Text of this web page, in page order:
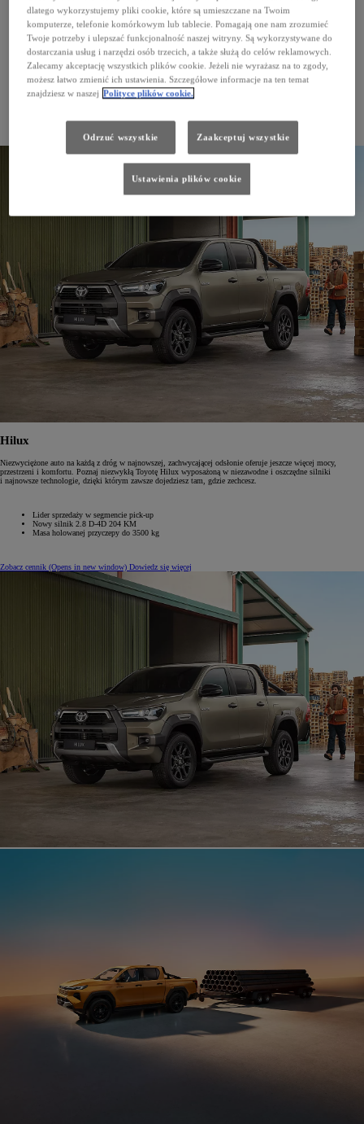
PROACE CITY Verso Electric
PROACE CITY Verso
Hilux
Niezwyciężone auto na każdą z dróg w najnowszej, zachwycającej odsłonie oferuje jeszcze więcej mocy,
przestrzeni i komfortu. Poznaj niezwykłą Toyotę Hilux wyposażoną w niezawodne i oszczędne silniki
i najnowsze technologie, dzięki którym zawsze dojedziesz tam, gdzie zechcesz.
Lider sprzedaży w segmencie pick-up
Nowy silnik 2.8 D-4D 204 KM
Masa holowanej przyczepy do 3500 kg
Zobacz cennik (Opens in new window) Dowiedz się więcej
dlatego wykorzystujemy pliki cookie, które są umieszczane na Twoim
komputerze, telefonie komórkowym lub tablecie. Pomagają one nam zrozumieć
Twoje potrzeby i ulepszać funkcjonalność naszej witryny. Są wykorzystywane do
dostarczania usług i narzędzi osób trzecich, a także służą do celów reklamowych.
Zalecamy akceptację wszystkich plików cookie. Jeżeli nie wyrażasz na to zgody,
możesz łatwo zmienić ich ustawienia. Szczegółowe informacje na ten temat
znajdziesz w naszej Polityce plików cookie.
Odrzuć wszystkie Zaakceptuj wszystkie
Ustawienia plików cookie